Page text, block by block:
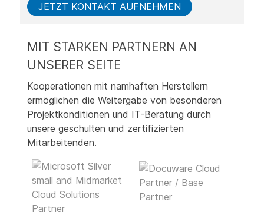
JETZT KONTAKT AUFNEHMEN
MIT STARKEN PARTNERN AN
UNSERER SEITE
Kooperationen mit namhaften Herstellern
ermöglichen die Weitergabe von besonderen
Projektkonditionen und IT-Beratung durch
unsere geschulten und zertifizierten
Mitarbeitenden.